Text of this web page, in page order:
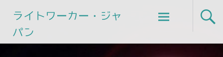
ライトワーカー・ジャ
パン
Skip
to